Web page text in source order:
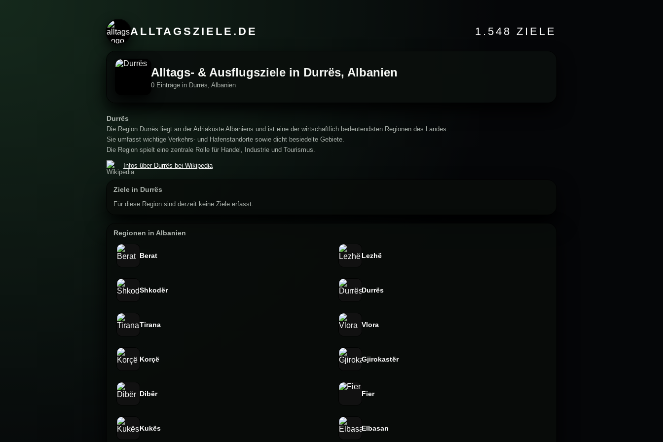
ALLTAGSZIELE.DE 1.548 ZIELE
Alltags- & Ausflugsziele in Durrës, Albanien
0 Einträge in Durrës, Albanien
Durrës
Die Region Durrës liegt an der Adriaküste Albaniens und ist eine der wirtschaftlich bedeutendsten Regionen des Landes.
Sie umfasst wichtige Verkehrs- und Hafenstandorte sowie dicht besiedelte Gebiete.
Die Region spielt eine zentrale Rolle für Handel, Industrie und Tourismus.
Infos über Durrës bei Wikipedia
Ziele in Durrës
Für diese Region sind derzeit keine Ziele erfasst.
Regionen in Albanien
Berat Lezhë
Shkodër Durrës
Tirana Vlora
Korçë Gjirokastër
Dibër Fier
Kukës Elbasan